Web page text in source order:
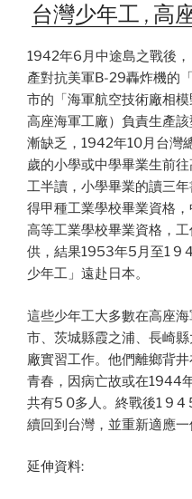
台灣少年工 , 高
1942年6月中途島之戰後
產對抗美軍B-29轟炸機的
市的「海軍航空技術廠相
高座海軍工廠）負責生產
漸缺乏，1942年10月台灣
歲的小學或中學畢業生前
工半讀，小學畢業的讀三
得甲種工業學校畢業資格
高等工業學校畢業資格，
供，結果1953年5月至1 9
少年工」遠赴日本。
這些少年工大多數在高座
市、茨城縣霞之浦、長崎
廠實習工作。他們離鄉背
青春，因病亡故或在1944
共有5 0多人。終戰後1 9
續回到台灣，並重新適應一
延伸資料: